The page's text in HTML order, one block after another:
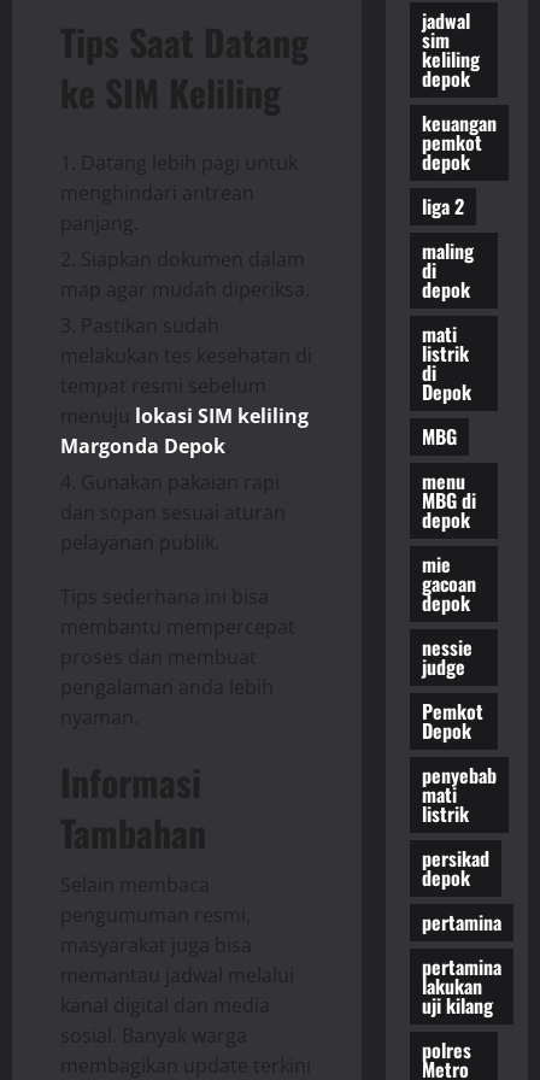
Tips Saat Datang
ke SIM Keliling
Datang lebih pagi untuk
menghindari antrean
panjang.
Siapkan dokumen dalam
map agar mudah diperiksa.
Pastikan sudah
melakukan tes kesehatan di
tempat resmi sebelum
menuju lokasi SIM keliling
Margonda Depok
Gunakan pakaian rapi
dan sopan sesuai aturan
pelayanan publik.
Tips sederhana ini bisa
membantu mempercepat
proses dan membuat
pengalaman anda lebih
nyaman.
Informasi
Tambahan
Selain membaca
pengumuman resmi,
masyarakat juga bisa
memantau jadwal melalui
kanal digital dan media
sosial. Banyak warga
membagikan update terkini
jadwal
sim
keliling
depok
keuangan
pemkot
depok
liga 2
maling
di
depok
mati
listrik
di
Depok
MBG
menu
MBG di
depok
mie
gacoan
depok
nessie
judge
Pemkot
Depok
penyebab
mati
listrik
persikad
depok
pertamina
pertamina
lakukan
uji kilang
polres
Metro